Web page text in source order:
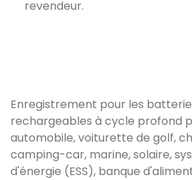
revendeur.
Enregistrement pour les
rechargeables à cycle profond
automobile, voiturette de golf,
camping-car, marine, solaire,
d'énergie (ESS), banque